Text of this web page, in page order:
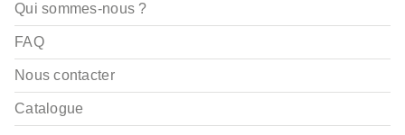
Qui sommes-nous ?
FAQ
Nous contacter
Catalogue